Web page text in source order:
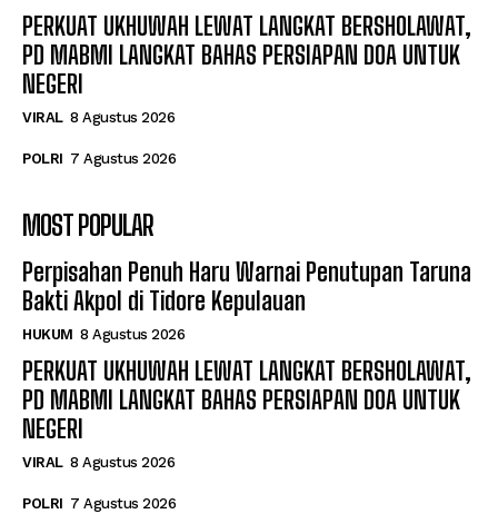
PERKUAT UKHUWAH LEWAT LANGKAT BERSHOLAWAT,
PD MABMI LANGKAT BAHAS PERSIAPAN DOA UNTUK
NEGERI
VIRAL 8 Agustus 2026
POLRI 7 Agustus 2026
MOST POPULAR
Perpisahan Penuh Haru Warnai Penutupan Taruna
Bakti Akpol di Tidore Kepulauan
HUKUM 8 Agustus 2026
PERKUAT UKHUWAH LEWAT LANGKAT BERSHOLAWAT,
PD MABMI LANGKAT BAHAS PERSIAPAN DOA UNTUK
NEGERI
VIRAL 8 Agustus 2026
POLRI 7 Agustus 2026